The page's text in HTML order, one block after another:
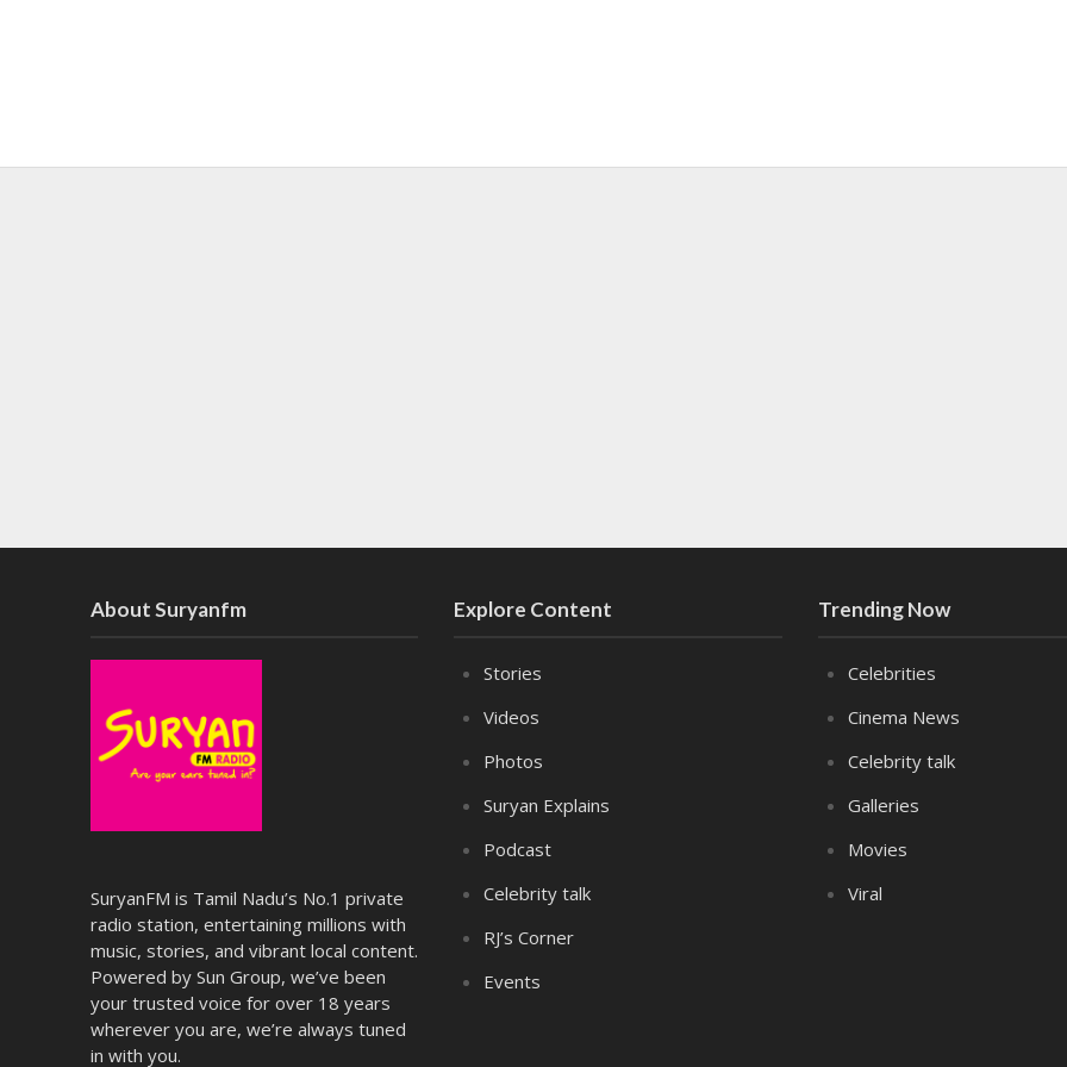
About Suryanfm
SuryanFM is Tamil Nadu’s No.1 private
radio station, entertaining millions with
music, stories, and vibrant local content.
Powered by Sun Group, we’ve been
your trusted voice for over 18 years
wherever you are, we’re always tuned
in with you.
Explore Content
Stories
Videos
Photos
Suryan Explains
Podcast
Celebrity talk
RJ’s Corner
Events
Trending Now
Celebrities
Cinema News
Celebrity talk
Galleries
Movies
Viral